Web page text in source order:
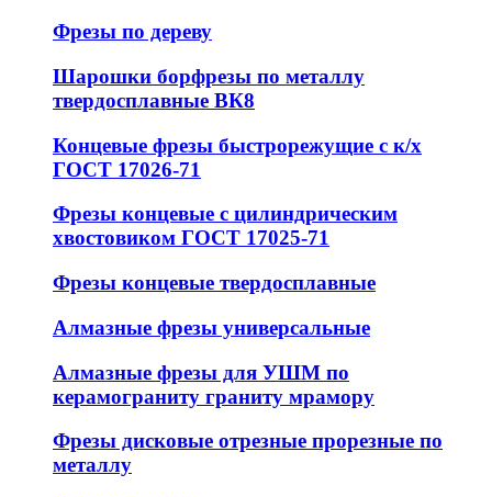
Фрезы по дереву
Шарошки борфрезы по металлу
твердосплавные ВК8
Концевые фрезы быстрорежущие с к/х
ГОСТ 17026-71
Фрезы концевые с цилиндрическим
хвостовиком ГОСТ 17025-71
Фрезы концевые твердосплавные
Алмазные фрезы универсальные
Алмазные фрезы для УШМ по
керамограниту граниту мрамору
Фрезы дисковые отрезные прорезные по
металлу